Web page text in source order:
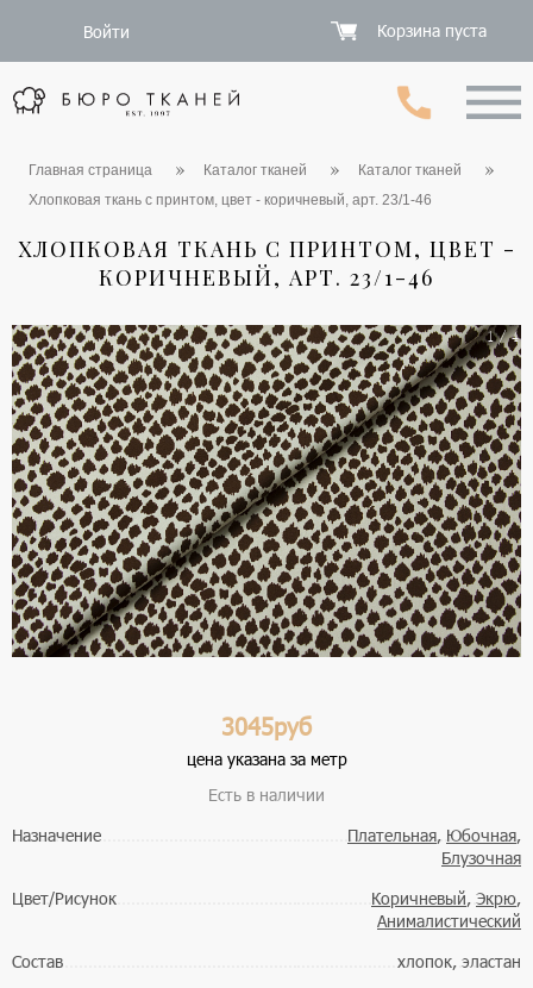
Войти Корзина пуста
Главная страница Каталог тканей
Каталог тканей
Хлопковая ткань с принтом, цвет - коричневый, арт. 23/1-46
ХЛОПКОВАЯ ТКАНЬ С ПРИНТОМ, ЦВЕТ -
КОРИЧНЕВЫЙ, АРТ. 23/1-46
1 / 4
3045руб
цена указана за метр
Есть в наличии
Назначение
Плательная, Юбочная,
Блузочная
Цвет/Рисунок
Коричневый, Экрю,
Анималистический
Состав
хлопок, эластан